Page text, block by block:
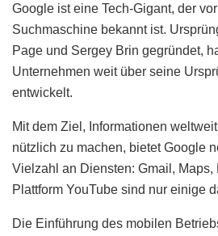
Google ist eine Tech-Gigant, der
Suchmaschine bekannt ist.
Page und Sergey Brin gegründet,
Unternehmen weit über seine
entwickelt.
Mit dem Ziel, Informationen
nützlich zu machen, bietet Google
Vielzahl an Diensten: Gmail,
Plattform YouTube sind nur einige
Die Einführung des mobilen